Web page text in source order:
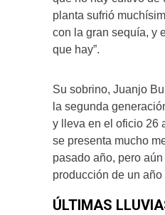
planta sufrió
con la gran sequía, y
que hay”.
Su sobrino, Juanjo
la segunda
y lleva en el oficio 26
se presenta mucho
pasado año, pero
producción de un año
ÚLTIMAS